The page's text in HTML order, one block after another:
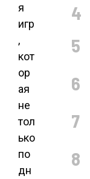
я
игр
,
кот
ор
ая
не
тол
ько
по
дн